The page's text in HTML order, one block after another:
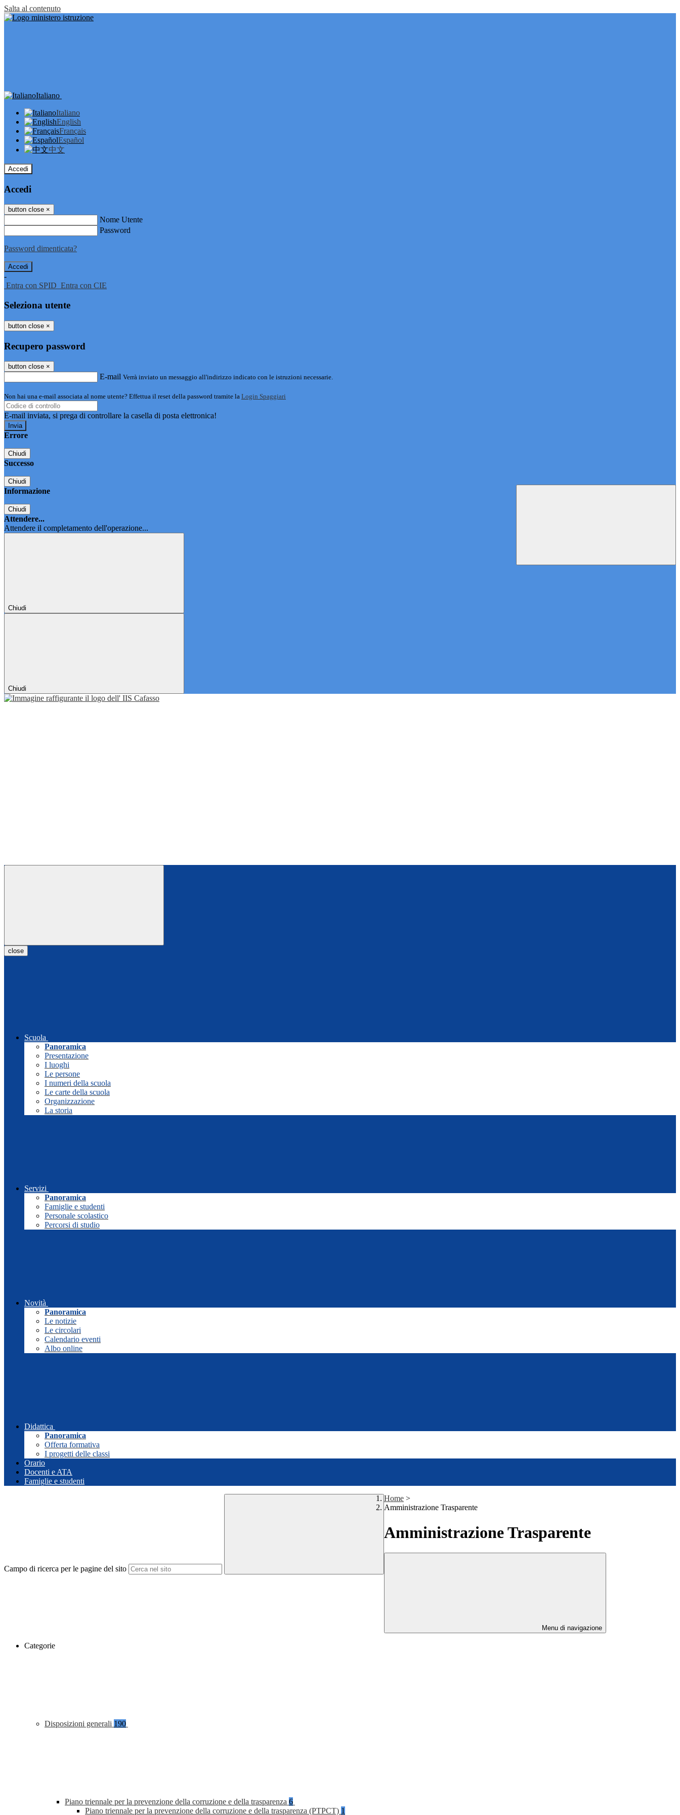
Salta al contenuto
Italiano
Italiano
English
Français
Español
中文
Accedi
Accedi
button close ×
Nome Utente
Password
Password dimenticata?
-
Entra con SPID Entra con CIE
Seleziona utente
button close ×
Recupero password
button close ×
E-mail Verrà inviato un messaggio all'indirizzo indicato con le istruzioni necessarie.
Non hai una e-mail associata al nome utente? Effettua il reset della password tramite la Login Spaggiari
E-mail inviata, si prega di controllare la casella di posta elettronica!
Errore
Chiudi
Successo
Chiudi
Informazione
Chiudi
Attendere...
Attendere il completamento dell'operazione...
Chiudi
Chiudi
close
Scuola
Panoramica
Presentazione
I luoghi
Le persone
I numeri della scuola
Le carte della scuola
Organizzazione
La storia
Servizi
Panoramica
Famiglie e studenti
Personale scolastico
Percorsi di studio
Novità
Panoramica
Le notizie
Le circolari
Calendario eventi
Albo online
Didattica
Panoramica
Offerta formativa
I progetti delle classi
Orario
Docenti e ATA
Famiglie e studenti
Campo di ricerca per le pagine del sito
Home >
Amministrazione Trasparente
Amministrazione Trasparente
Menu di navigazione
Categorie
Disposizioni generali 190
Piano triennale per la prevenzione della corruzione e della trasparenza 6
Piano triennale per la prevenzione della corruzione e della trasparenza (PTPCT) 1